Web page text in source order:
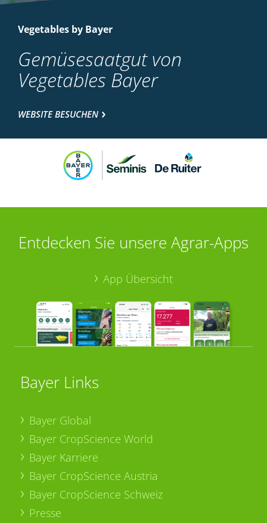
Vegetables by Bayer
Gemüsesaatgut von
Vegetables Bayer
WEBSITE BESUCHEN
Entdecken Sie unsere Agrar-Apps
App Übersicht
Bayer Links
Bayer Global
Bayer CropScience World
Bayer Karriere
Bayer CropScience Austria
Bayer CropScience Schweiz
Presse